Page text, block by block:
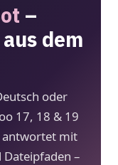
–
dem
oder
17, 18 & 19
antwortet mit
–